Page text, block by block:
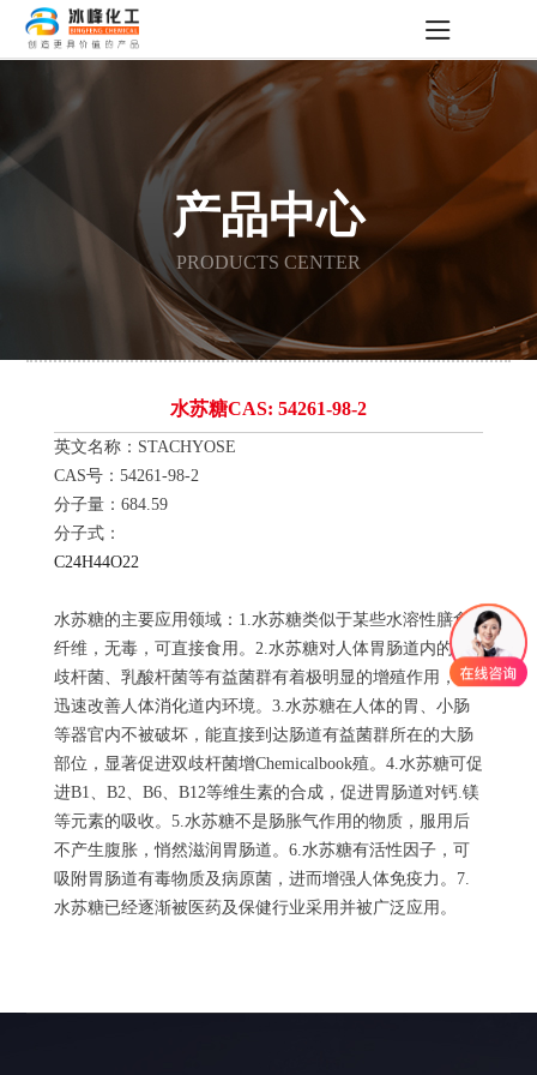
产品中心
PRODUCTS CENTER
水苏糖CAS: 54261-98-2
英文名称：STACHYOSE
CAS号：54261-98-2
分子量：684.59
分子式：
C24H44O22
水苏糖的主要应用领域：1.水苏糖类似于某些水溶性膳食
纤维，无毒，可直接食用。2.水苏糖对人体胃肠道内的双
歧杆菌、乳酸杆菌等有益菌群有着极明显的增殖作用，能
迅速改善人体消化道内环境。3.水苏糖在人体的胃、小肠
等器官内不被破坏，能直接到达肠道有益菌群所在的大肠
部位，显著促进双歧杆菌增Chemicalbook殖。4.水苏糖可促
进B1、B2、B6、B12等维生素的合成，促进胃肠道对钙.镁
等元素的吸收。5.水苏糖不是肠胀气作用的物质，服用后
不产生腹胀，悄然滋润胃肠道。6.水苏糖有活性因子，可
吸附胃肠道有毒物质及病原菌，进而增强人体免疫力。7.
水苏糖已经逐渐被医药及保健行业采用并被广泛应用。